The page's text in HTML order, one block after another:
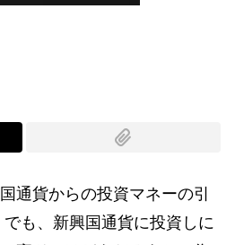
通貨からの投資マネーの引
も、新興国通貨に投資しに